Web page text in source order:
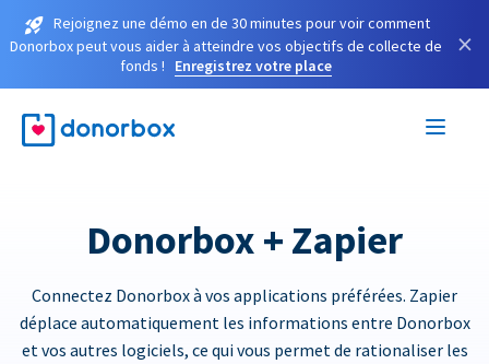
Rejoignez une démo en de 30 minutes pour voir comment
Donorbox peut vous aider à atteindre vos objectifs de collecte de
fonds !
Enregistrez votre place
×
Donorbox + Zapier
Connectez Donorbox à vos applications préférées. Zapier
déplace automatiquement les informations entre Donorbox
et vos autres logiciels, ce qui vous permet de rationaliser les